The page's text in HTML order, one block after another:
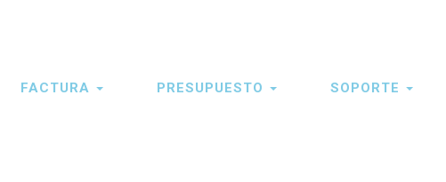
FACTURA PRESUPUESTO SOPORTE